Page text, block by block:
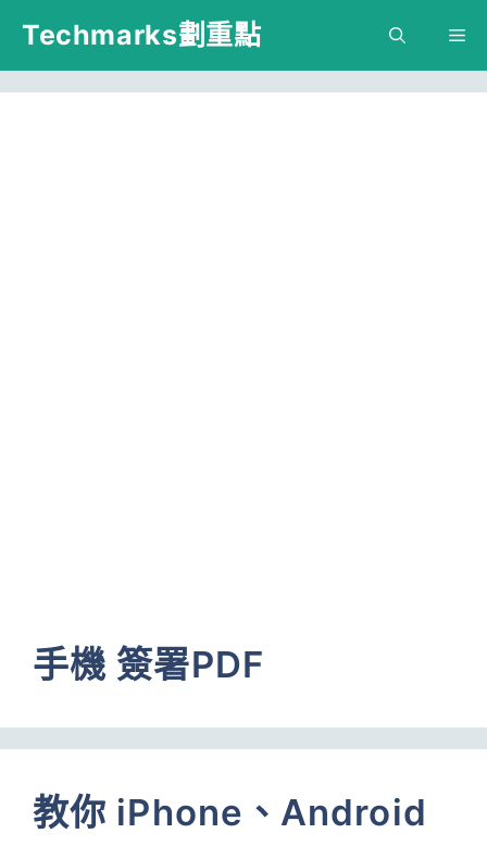
跳
主
Techmarks劃重點
手機 簽署PDF
教你 iPhone、Android